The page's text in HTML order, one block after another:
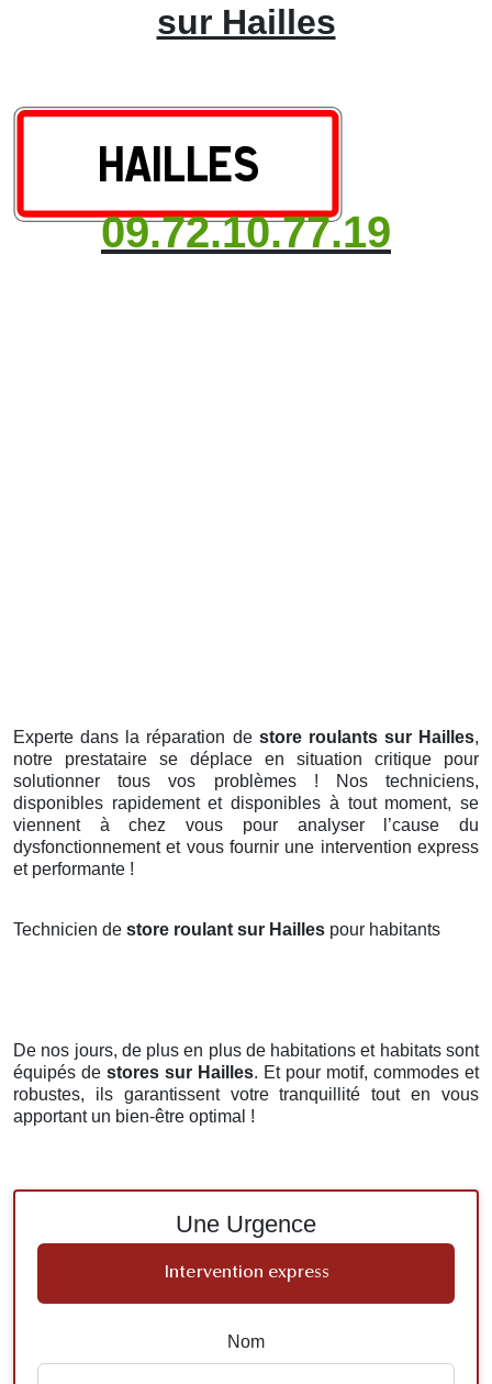
sur Hailles
09.72.10.77.19
Experte dans la réparation de store roulants sur Hailles,
notre prestataire se déplace en situation critique pour
solutionner tous vos problèmes ! Nos techniciens,
disponibles rapidement et disponibles à tout moment, se
viennent à chez vous pour analyser l’cause du
dysfonctionnement et vous fournir une intervention express
et performante !
Technicien de store roulant sur Hailles pour habitants
De nos jours, de plus en plus de habitations et habitats sont
équipés de stores sur Hailles. Et pour motif, commodes et
robustes, ils garantissent votre tranquillité tout en vous
apportant un bien-être optimal !
Une Urgence
Intervention express
Nom